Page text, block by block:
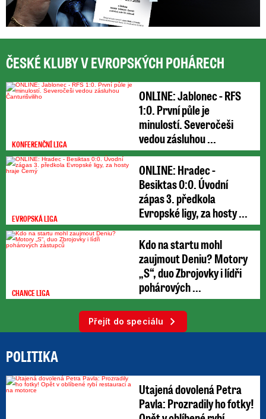
ČESKÉ KLUBY V EVROPSKÝCH POHÁRECH
KONFERENČNÍ LIGA
ONLINE: Jablonec - RFS
1:0. První půle je
minulostí. Severočeši
vedou zásluhou ...
EVROPSKÁ LIGA
ONLINE: Hradec -
Besiktas 0:0. Úvodní
zápas 3. předkola
Evropské ligy, za hosty ...
CHANCE LIGA
Kdo na startu mohl
zaujmout Deniu? Motory
„S“, duo Zbrojovky i lídři
pohárových ...
Přejít do speciálu
POLITIKA
Utajená dovolená Petra
Pavla: Prozradily ho fotky!